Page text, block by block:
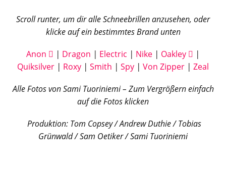
Scroll runter, um dir alle Schneebrillen anzusehen, oder
klicke auf ein bestimmtes Brand unten
Anon | Dragon | Electric | Nike | Oakley
|
Quiksilver | Roxy | Smith | Spy | Von Zipper | Zeal
Alle Fotos von Sami Tuoriniemi – Zum Vergrößern einfach
auf die Fotos klicken
Produktion: Tom Copsey / Andrew Duthie / Tobias
Grünwald / Sam Oetiker / Sami Tuoriniemi